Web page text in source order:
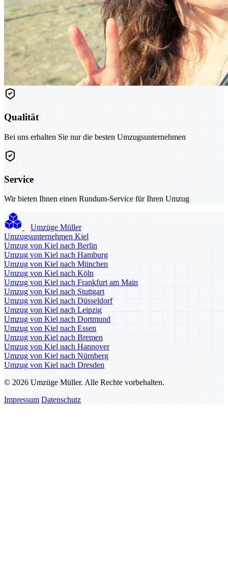
Qualität
Bei uns erhalten Sie nur die besten Umzugsunternehmen
Service
Wir bieten Ihnen einen Rundum-Service für Ihren Umzug
Umzüge Müller
Umzugsunternehmen Kiel
Umzug von Kiel nach Berlin
Umzug von Kiel nach Hamburg
Umzug von Kiel nach München
Umzug von Kiel nach Köln
Umzug von Kiel nach Frankfurt am Main
Umzug von Kiel nach Stuttgart
Umzug von Kiel nach Düsseldorf
Umzug von Kiel nach Leipzig
Umzug von Kiel nach Dortmund
Umzug von Kiel nach Essen
Umzug von Kiel nach Bremen
Umzug von Kiel nach Hannover
Umzug von Kiel nach Nürnberg
Umzug von Kiel nach Dresden
© 2026 Umzüge Müller. Alle Rechte vorbehalten.
Impressum Datenschutz